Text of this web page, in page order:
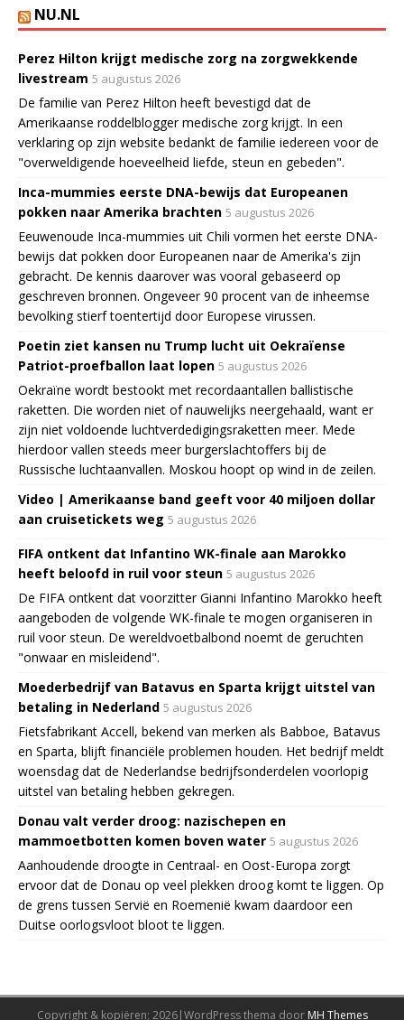
NU.NL
Perez Hilton krijgt medische zorg na zorgwekkende
livestream 5 augustus 2026
De familie van Perez Hilton heeft bevestigd dat de
Amerikaanse roddelblogger medische zorg krijgt. In een
verklaring op zijn website bedankt de familie iedereen voor de
"overweldigende hoeveelheid liefde, steun en gebeden".
Inca-mummies eerste DNA-bewijs dat Europeanen
pokken naar Amerika brachten 5 augustus 2026
Eeuwenoude Inca-mummies uit Chili vormen het eerste DNA-
bewijs dat pokken door Europeanen naar de Amerika's zijn
gebracht. De kennis daarover was vooral gebaseerd op
geschreven bronnen. Ongeveer 90 procent van de inheemse
bevolking stierf toentertijd door Europese virussen.
Poetin ziet kansen nu Trump lucht uit Oekraïense
Patriot-proefballon laat lopen 5 augustus 2026
Oekraïne wordt bestookt met recordaantallen ballistische
raketten. Die worden niet of nauwelijks neergehaald, want er
zijn niet voldoende luchtverdedigingsraketten meer. Mede
hierdoor vallen steeds meer burgerslachtoffers bij de
Russische luchtaanvallen. Moskou hoopt op wind in de zeilen.
Video | Amerikaanse band geeft voor 40 miljoen dollar
aan cruisetickets weg 5 augustus 2026
FIFA ontkent dat Infantino WK-finale aan Marokko
heeft beloofd in ruil voor steun 5 augustus 2026
De FIFA ontkent dat voorzitter Gianni Infantino Marokko heeft
aangeboden de volgende WK-finale te mogen organiseren in
ruil voor steun. De wereldvoetbalbond noemt de geruchten
"onwaar en misleidend".
Moederbedrijf van Batavus en Sparta krijgt uitstel van
betaling in Nederland 5 augustus 2026
Fietsfabrikant Accell, bekend van merken als Babboe, Batavus
en Sparta, blijft financiële problemen houden. Het bedrijf meldt
woensdag dat de Nederlandse bedrijfsonderdelen voorlopig
uitstel van betaling hebben gekregen.
Donau valt verder droog: nazischepen en
mammoetbotten komen boven water 5 augustus 2026
Aanhoudende droogte in Centraal- en Oost-Europa zorgt
ervoor dat de Donau op veel plekken droog komt te liggen. Op
de grens tussen Servië en Roemenië kwam daardoor een
Duitse oorlogsvloot bloot te liggen.
Copyright & kopiëren; 2026|WordPress thema door MH Themes